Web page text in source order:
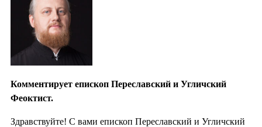
Комментирует епископ Переславский и Угличский
Феоктист.
Здравствуйте! С вами епископ Переславский и Угличский